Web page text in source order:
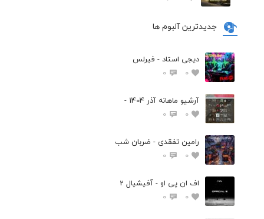
جدیدترین آلبوم ها
دیجی استاد - فیرلس
0
0
آرشیو ماهانه آذر 1404 -
0
0
رامین تفقدی - ضربان شب
0
0
اف ان پی او - آفیشیال 2
0
0